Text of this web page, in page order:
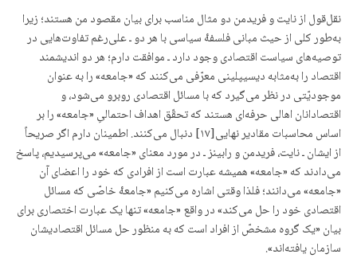
نقل‌قول از نایت و فریدمن دو مثال مناسب برای بیان مقصود من هستند؛ زیرا
به‌طور کلی از حیث مبانی فلسفۀ سیاسی با هر دو ـ علی‌رغم تفاوت‌هایی در
توصیه‌های سیاست اقتصادی وجود دارد ـ موافقت دارم؛ هر دو اندیشمند
اقتصاد را به‌مثابه دیسیپلینی معرّفی می‌کنند که «جامعه» را به عنوان
موجودیّتی در نظر می‌گیرد که با مسائل اقتصادی روبرو می‌شود، و
اقتصادانان اهالی حرفه‌ای هستند که تحقّق اهداف احتمالیِ «جامعه» را بر
اساس محاسبات مقادیر نهایی[۱۷] دنبال می‌کنند. اطمینان دارم اگر صریحاً
از ایشان ـ نایت، فریدمن و رابینز ـ در مورد معنای «جامعه» می‌پرسیدیم، پاسخ
می‌دادند که «جامعه» همیشه عبارت است از افرادی که خود را اعضای آن
«جامعه» می‌دانند؛ فلذا وقتی اشاره می‌کنیم «جامعۀ خاصّی که مسائل
اقتصادی خود را حل می‌کند» در واقع «جامعه» تنها یک عبارت اختصاری برای
بیان «یک گروه مشخصّ از افراد است که به منظور حل مسائل اقتصادیشان
سازمان یافته‌اند».